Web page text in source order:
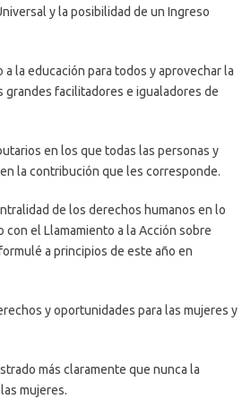
y la posibilidad de un Ingreso
la educación para todos y aprovechar la
grandes facilitadores e igualadores de
en los que todas las personas y
la contribución que les corresponde.
de los derechos humanos en lo
con el Llamamiento a la Acción sobre
a principios de este año en
y oportunidades para las mujeres y
más claramente que nunca la
mujeres.